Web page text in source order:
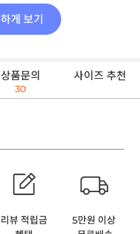
상품문의
30
사이즈 추천